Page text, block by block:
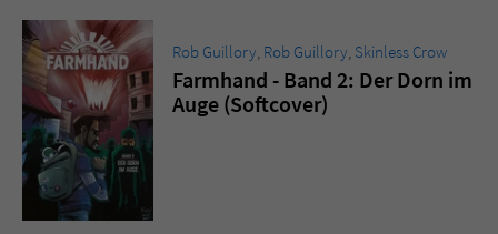
Rob Guillory, Rob Guillory, Skinless Crow
Farmhand - Band 2: Der Dorn im
Auge (Softcover)